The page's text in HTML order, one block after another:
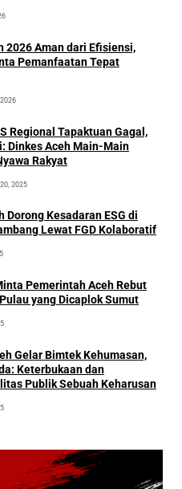
2026 Aman dari Efisiensi,
Pemanfaatan Tepat
Regional Tapaktuan Gagal,
Dinkes Aceh Main-Main
Rakyat
2025
Dorong Kesadaran ESG di
Lewat FGD Kolaboratif
Pemerintah Aceh Rebut
yang Dicaplok Sumut
Gelar Bimtek Kehumasan,
Keterbukaan dan
Publik Sebuah Keharusan